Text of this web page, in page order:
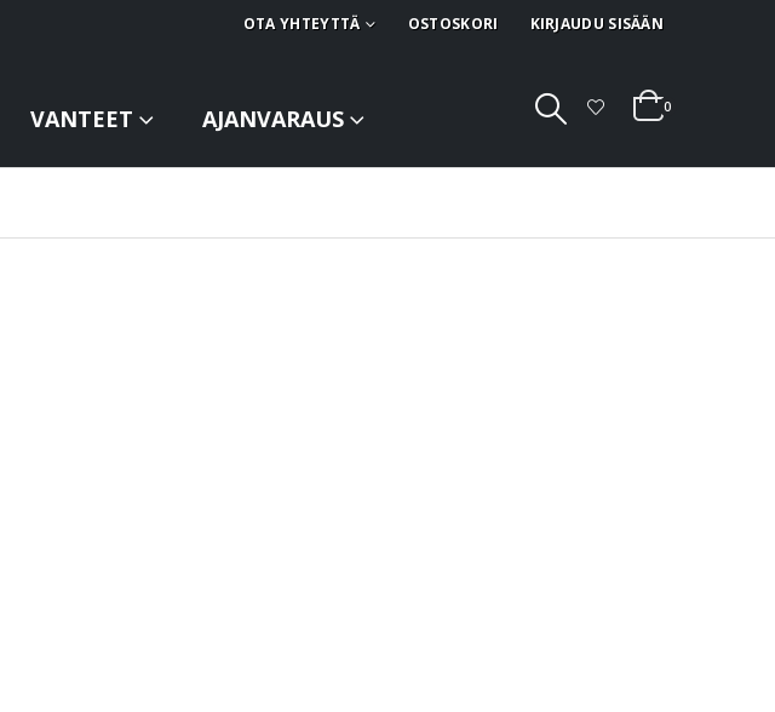
OTA YHTEYTTÄ OSTOSKORI KIRJAUDU SISÄÄN
VANTEET AJANVARAUS 0